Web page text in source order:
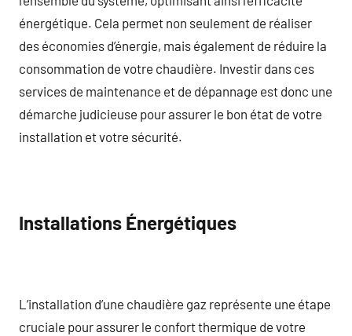
énergétique. Cela permet non seulement de réaliser
des économies d’énergie, mais également de réduire la
consommation de votre chaudière. Investir dans ces
services de maintenance et de dépannage est donc une
démarche judicieuse pour assurer le bon état de votre
installation et votre sécurité.
Installations Énergétiques
L’installation d’une chaudière gaz représente une étape
cruciale pour assurer le confort thermique de votre